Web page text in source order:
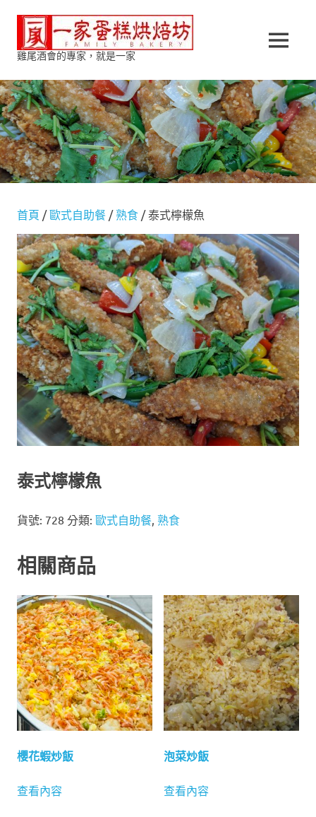
content
蛋
糕
烘
坊
雞尾酒會的專家，就是一家
MENU
首頁 /歐式自助餐 /熟食 / 泰式檸檬魚
泰式檸檬魚
貨號: 728 分類: 歐式自助餐 熟食
相關商品
櫻花蝦炒飯
查看內容
泡菜炒飯
查看內容